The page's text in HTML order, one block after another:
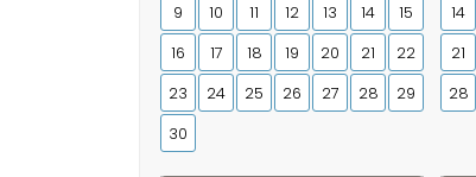
9
10 11 12 13 14
15
16
17 18 19 20 21
22
23
24 25 26 27 28
29
30
14
21
28